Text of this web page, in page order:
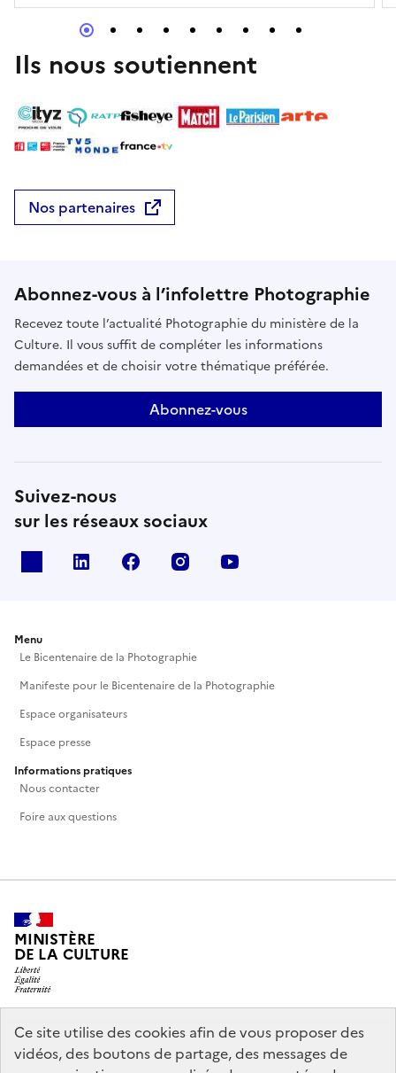
Ce site utilise des cookies afin de vous proposer des
vidéos, des boutons de partage, des messages de
Ils nous soutiennent
Nos partenaires
Abonnez-vous à l’infolettre Photographie
Recevez toute l’actualité Photographie du ministère de la
Culture. Il vous suffit de compléter les informations
demandées et de choisir votre thématique préférée.
Abonnez-vous
Suivez-nous
sur les réseaux sociaux
Linkedin Facebook Instagram
Menu
Le Bicentenaire de la Photographie
Manifeste pour le Bicentenaire de la Photographie
Espace organisateurs
Espace presse
Informations pratiques
Nous contacter
Foire aux questions
MINISTÈRE
DE LA CULTURE
legifrance.gouv.fr info.gouv.fr